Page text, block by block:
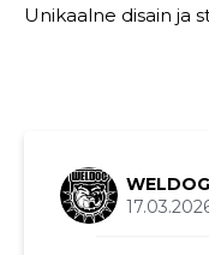
Unikaalne disain ja stiil Taastatud autod on tavaliselt disainilt ja stiililt unikaalsed. Need autod